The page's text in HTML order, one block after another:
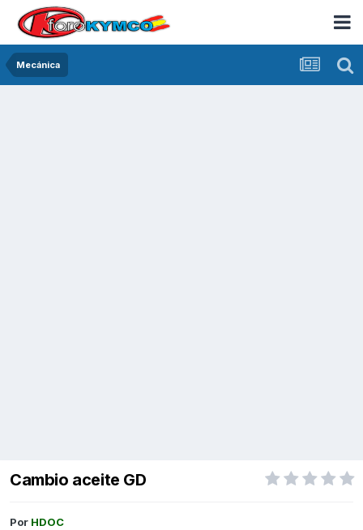
Mecánica
Cambio aceite GD
Por HDOC